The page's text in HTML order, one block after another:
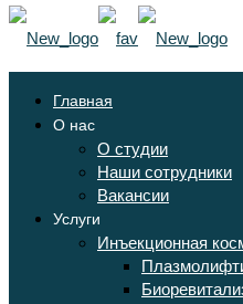
Главная
О нас
О студии
Наши сотрудники
Вакансии
Услуги
Инъекционная